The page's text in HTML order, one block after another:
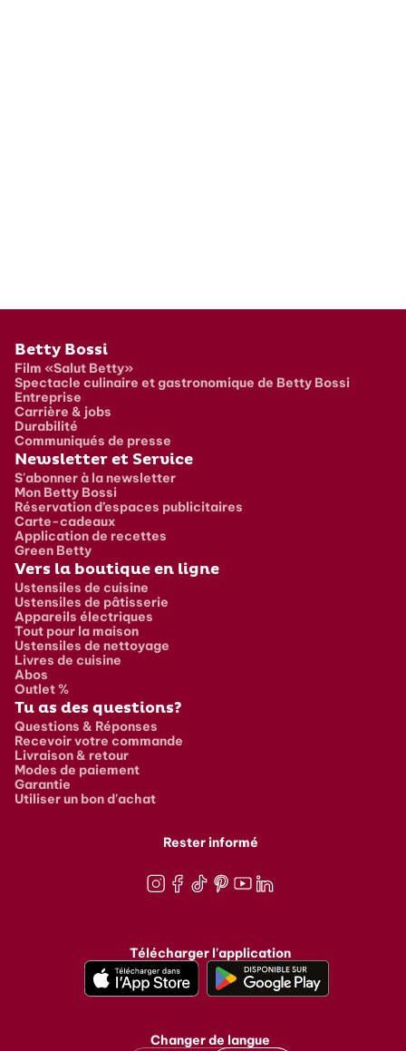
Pied de page
Betty Bossi
Film «Salut Betty»
Spectacle culinaire et gastronomique de Betty Bossi
Entreprise
Carrière & jobs
Durabilité
Communiqués de presse
Newsletter et Service
S'abonner à la newsletter
Mon Betty Bossi
Réservation d’espaces publicitaires
Carte-cadeaux
Application de recettes
Green Betty
Vers la boutique en ligne
Ustensiles de cuisine
Ustensiles de pâtisserie
Appareils électriques
Tout pour la maison
Ustensiles de nettoyage
Livres de cuisine
Abos
Outlet %
Tu as des questions?
Questions & Réponses
Recevoir votre commande
Livraison & retour
Modes de paiement
Garantie
Utiliser un bon d'achat
Rester informé
Télécharger l'application
Changer de langue